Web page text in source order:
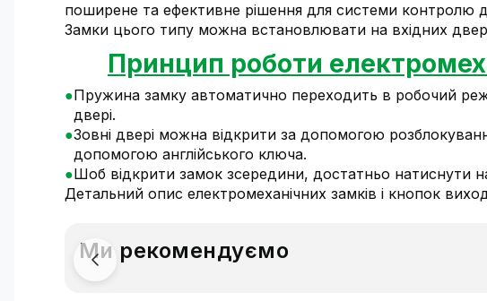
поширене та ефективне рішення для системи контролю
Замки цього типу можна встановлювати на вхідних
Принцип роботи
Пружина замку автоматично переходить в робочий
двері.
Зовні двері можна відкрити за допомогою
допомогою англійського ключа.
Шоб відкрити замок зсередини, достатньо натиснути
Детальний опис електромеханічних замків і кнопок
Ми рекомендуємо